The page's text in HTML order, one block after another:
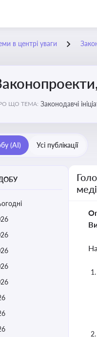
в центрі уваги
ЩО ТЕМА: Законодавчі
(AI) Усі публікації